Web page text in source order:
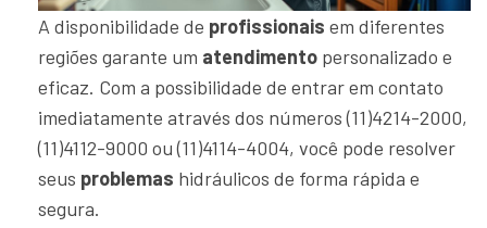
A disponibilidade de profissionais em diferentes
regiões garante um atendimento personalizado e
eficaz. Com a possibilidade de entrar em contato
imediatamente através dos números (11)4214-2000,
(11)4112-9000 ou (11)4114-4004, você pode resolver
seus problemas hidráulicos de forma rápida e
segura.